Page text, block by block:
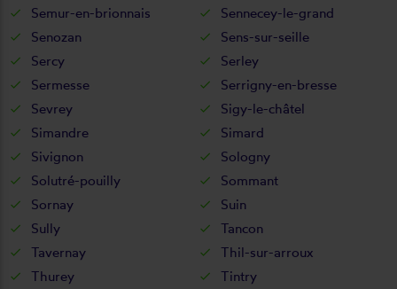
Semur-en-brionnais
Sennecey-le-grand
Senozan
Sens-sur-seille
Sercy
Serley
Sermesse
Serrigny-en-bresse
Sevrey
Sigy-le-châtel
Simandre
Simard
Sivignon
Sologny
Solutré-pouilly
Sommant
Sornay
Suin
Sully
Tancon
Tavernay
Thil-sur-arroux
Thurey
Tintry